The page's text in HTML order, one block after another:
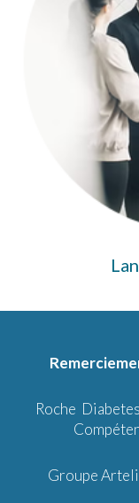
Roche
Groupe